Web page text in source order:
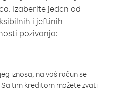
Izaberite jedan od
i jeftinih
pozivanja:
iznosa, na vaš račun se
tim kreditom možete zvati